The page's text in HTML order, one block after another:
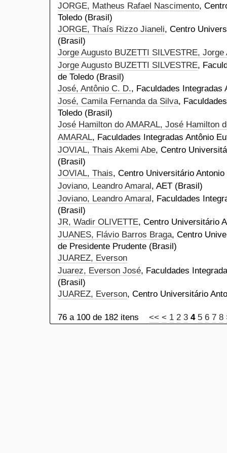
JORGE, Matheus Rafael Nascimento,
Toledo (Brasil)
JORGE, Thaís Rizzo Jianeli, Centro
(Brasil)
Jorge Augusto BUZETTI SILVESTRE,
Jorge Augusto BUZETTI SILVESTRE,
de Toledo (Brasil)
José, Antônio C. D., Faculdades Integradas
José, Camila Fernanda da Silva,
Toledo (Brasil)
José Hamilton do AMARAL, José Hamilton
AMARAL, Faculdades Integradas Antônio
JOVIAL, Thais Akemi Abe, Centro
(Brasil)
JOVIAL, Thais, Centro Universitário
Joviano, Leandro Amaral, AET (Brasil)
Joviano, Leandro Amaral, Faculdades
(Brasil)
JR, Wadir OLIVETTE, Centro Universitário
JUANES, Flávio Barros Braga, Centro
de Presidente Prudente (Brasil)
JUAREZ, Everson
Juarez, Everson José, Faculdades
(Brasil)
JUAREZ, Everson, Centro Universitário
76 a 100 de 182 itens << < 1 2 3 4 5 6 7 8